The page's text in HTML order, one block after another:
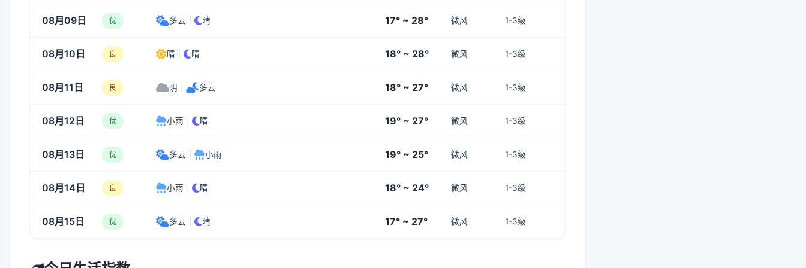
08月09日 优 多云 晴 17° ~ 28° 微风 1-3级
08月10日 良 晴 晴 18° ~ 28° 微风 1-3级
08月11日 良 阴 多云 18° ~ 27° 微风 1-3级
08月12日 优 小雨 晴 19° ~ 27° 微风 1-3级
08月13日 优 多云 小雨 19° ~ 25° 微风 1-3级
08月14日 良 小雨 晴 18° ~ 24° 微风 1-3级
08月15日 优 多云 晴 17° ~ 27° 微风 1-3级